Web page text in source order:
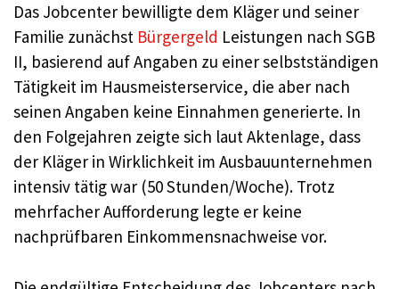
Das Jobcenter bewilligte dem Kläger und seiner
Familie zunächst Bürgergeld Leistungen nach SGB
II, basierend auf Angaben zu einer selbstständigen
Tätigkeit im Hausmeisterservice, die aber nach
seinen Angaben keine Einnahmen generierte. In
den Folgejahren zeigte sich laut Aktenlage, dass
der Kläger in Wirklichkeit im Ausbauunternehmen
intensiv tätig war (50 Stunden/Woche). Trotz
mehrfacher Aufforderung legte er keine
nachprüfbaren Einkommensnachweise vor.